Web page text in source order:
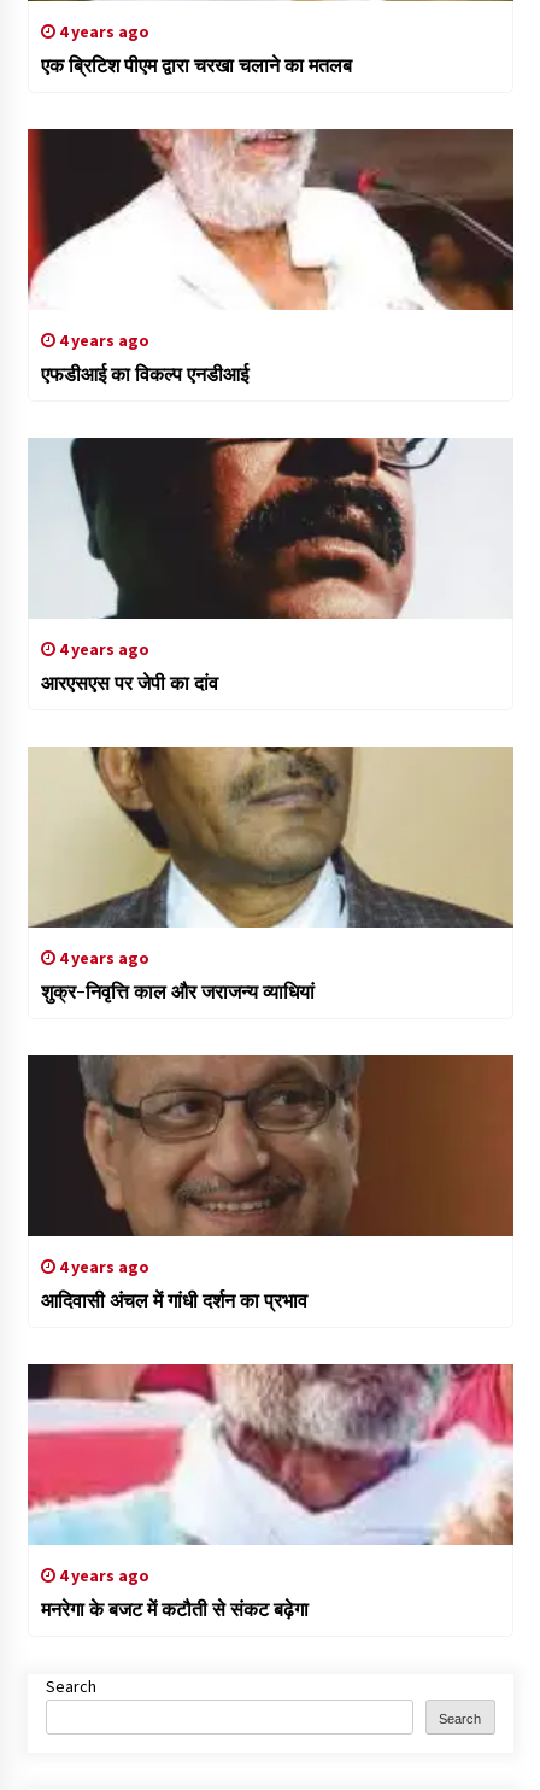
4 years ago
एक ब्रिटिश पीएम द्वारा चरखा चलाने का मतलब
4 years ago
एफडीआई का विकल्प एनडीआई
4 years ago
आरएसएस पर जेपी का दांव
4 years ago
शुक्र-निवृत्ति काल और जराजन्य व्याधियां
4 years ago
आदिवासी अंचल में गांधी दर्शन का प्रभाव
4 years ago
मनरेगा के बजट में कटौती से संकट बढ़ेगा
Search
Search